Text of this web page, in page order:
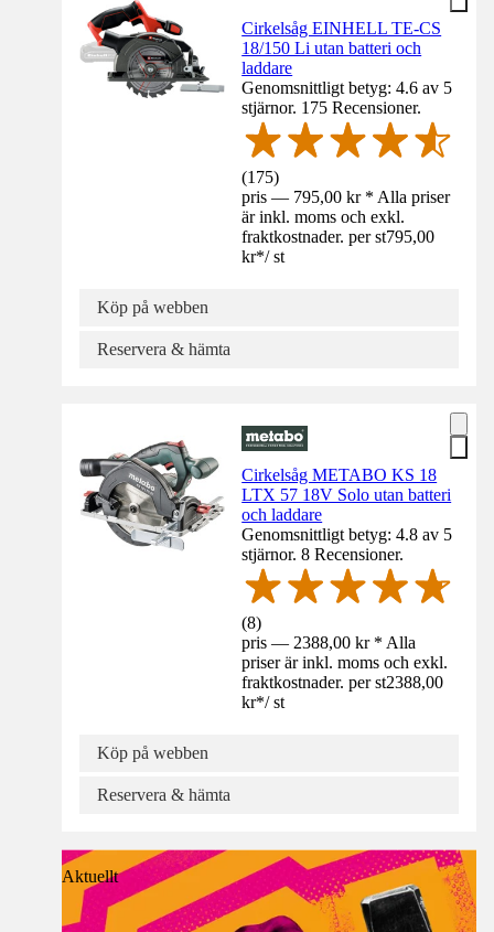
Cirkelsåg EINHELL TE-CS
18/150 Li utan batteri och
laddare
Genomsnittligt betyg: 4.6 av 5
stjärnor. 175 Recensioner.
(175)
pris — 795,00 kr * Alla priser
är inkl. moms och exkl.
fraktkostnader. per st795,00
kr*/ st
Köp på webben
Reservera & hämta
Cirkelsåg METABO KS 18
LTX 57 18V Solo utan batteri
och laddare
Genomsnittligt betyg: 4.8 av 5
stjärnor. 8 Recensioner.
(8)
pris — 2388,00 kr * Alla
priser är inkl. moms och exkl.
fraktkostnader. per st2388,00
kr*/ st
Köp på webben
Reservera & hämta
Aktuellt